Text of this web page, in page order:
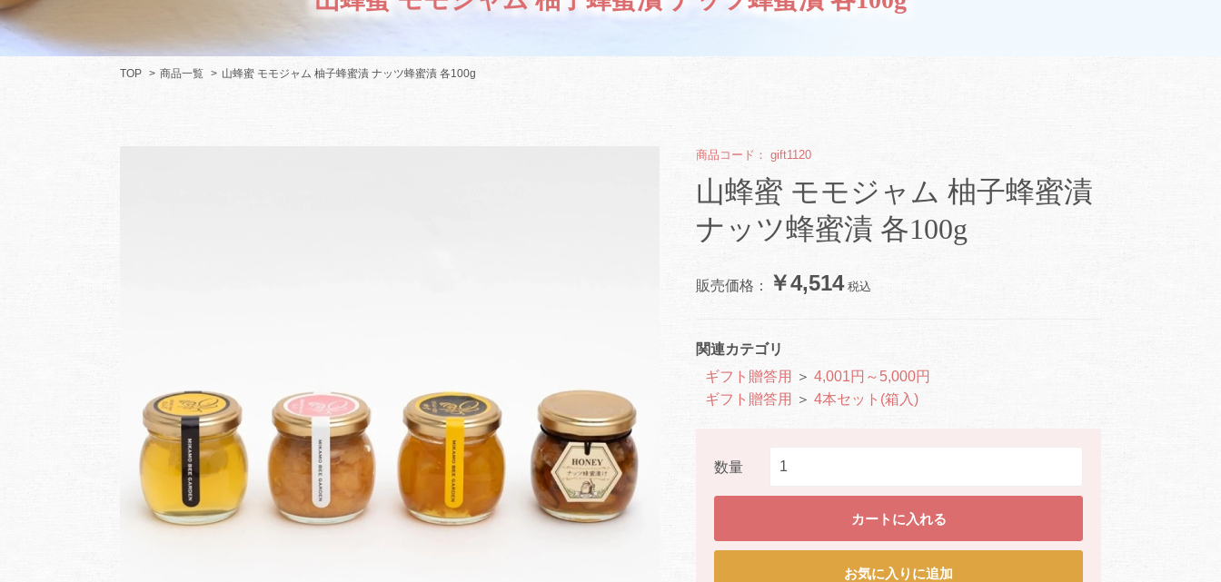
TOP 商品一覧 山蜂蜜 モモジャム 柚子蜂蜜漬 ナッツ蜂蜜漬 各100g
商品コード： gift1120
山蜂蜜 モモジャム 柚子蜂蜜漬
ナッツ蜂蜜漬 各100g
販売価格： ￥4,514 税込
関連カテゴリ
ギフト贈答用
＞ 4,001円～5,000円
ギフト贈答用
＞ 4本セット(箱入)
数量
カートに入れる
お気に入りに追加